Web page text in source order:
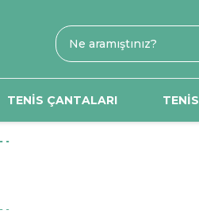
TENİS ÇANTALARI